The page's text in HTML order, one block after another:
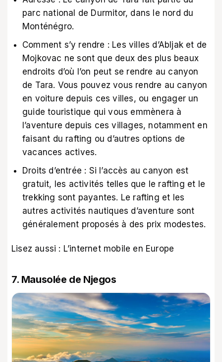
parc national de Durmitor, dans le nord du
Monténégro.
Comment s’y rendre : Les villes d’Abljak et de
Mojkovac ne sont que deux des plus beaux
endroits d’où l’on peut se rendre au canyon
de Tara. Vous pouvez vous rendre au canyon
en voiture depuis ces villes, ou engager un
guide touristique qui vous emmènera à
l’aventure depuis ces villages, notamment en
faisant du rafting ou d’autres options de
vacances actives.
Droits d’entrée : Si l’accès au canyon est
gratuit, les activités telles que le rafting et le
trekking sont payantes. Le rafting et les
autres activités nautiques d’aventure sont
généralement proposés à des prix modestes.
Lisez aussi : L’internet mobile en Europe
7. Mausolée de Njegos